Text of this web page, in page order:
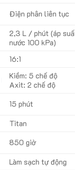
Điện phân liên tục
2,3 L / phút (áp
nước 100 kPa)
16:1
Kiềm: 5 chế độ
Axit: 2 chế độ
15 phút
Titan
850 giờ
Làm sạch tự động